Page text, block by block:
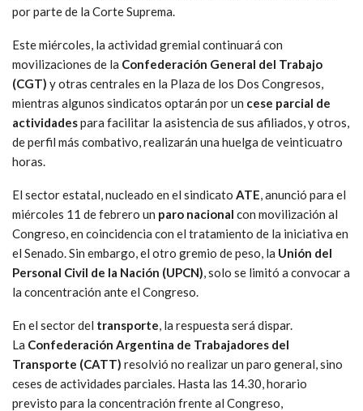
por parte de la Corte Suprema.
Este miércoles, la actividad gremial continuará con
movilizaciones de la Confederación General del Trabajo
(CGT) y otras centrales en la Plaza de los Dos Congresos,
mientras algunos sindicatos optarán por un cese parcial de
actividadespara facilitar la asistencia de sus afiliados, y otros,
de perfil más combativo, realizarán una huelga de veinticuatro
horas.
El sector estatal, nucleado en el sindicato ATE, anunció para el
miércoles 11 de febrero un paro nacional con movilización al
Congreso, en coincidencia con el tratamiento de la iniciativa en
el Senado. Sin embargo, el otro gremio de peso, la Unión del
Personal Civil de la Nación (UPCN), solo se limitó a convocar a
la concentración ante el Congreso.
En el sector del transporte, la respuesta será dispar.
La Confederación Argentina de Trabajadores del
Transporte (CATT) resolvió no realizar un paro general, sino
ceses de actividades parciales. Hasta las 14.30, horario
previsto para la concentración frente al Congreso,